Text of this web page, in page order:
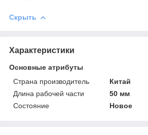
Скрыть
Характеристики
Основные атрибуты
Страна производитель
Китай
Длина рабочей части
50 мм
Состояние
Новое